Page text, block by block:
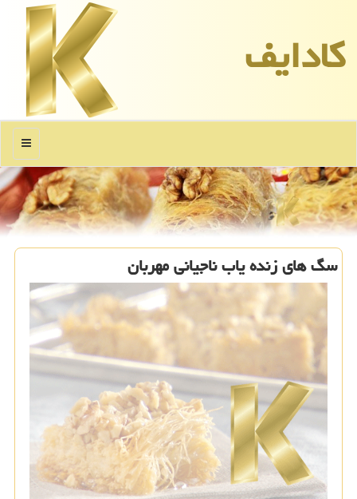
كادایف
منو
سگ های زنده یاب ناجیانی مهربان